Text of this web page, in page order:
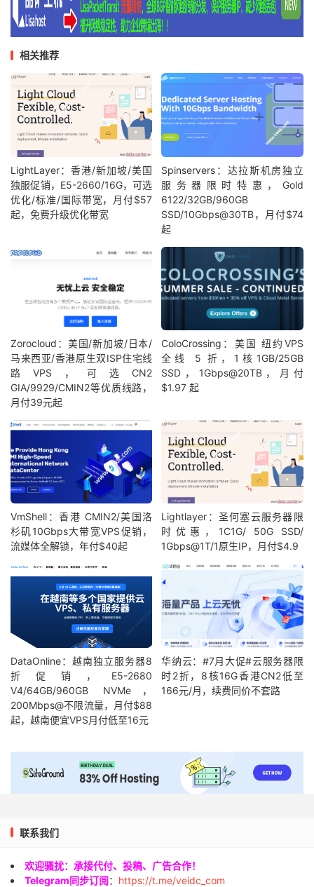
相关推荐
LightLayer：香港/新加坡/美国
独服促销，E5-2660/16G，可选
优化/标准/国际带宽，月付$57
起，免费升级优化带宽
Spinservers：达拉斯机房独立
服务器限时特惠，Gold
6122/32GB/960GB
SSD/10Gbps@30TB，月付$74
起
Zorocloud：美国/新加坡/日本/
马来西亚/香港原生双ISP住宅线
路VPS，可选CN2
GIA/9929/CMIN2等优质线路，
月付39元起
ColoCrossing：美国 纽约VPS
全线 5 折，1核1GB/25GB
SSD，1Gbps@20TB，月付
$1.97 起
VmShell：香港 CMIN2/美国洛
杉矶10Gbps大带宽VPS促销，
流媒体全解锁，年付$40起
Lightlayer：圣何塞云服务器限
时优惠，1C1G/ 50G SSD/
1Gbps@1T/1原生IP，月付$4.9
DataOnline：越南独立服务器8
折促销，E5-2680
V4/64GB/960GB NVMe，
200Mbps@不限流量，月付$88
起，越南便宜VPS月付低至16元
华纳云：#7月大促#云服务器限
时2折，8核16G香港CN2低至
166元/月，续费同价不套路
联系我们
欢迎骚扰：承接代付、投稿、广告合作！
Telegram同步订阅： https://t.me/veidc_com